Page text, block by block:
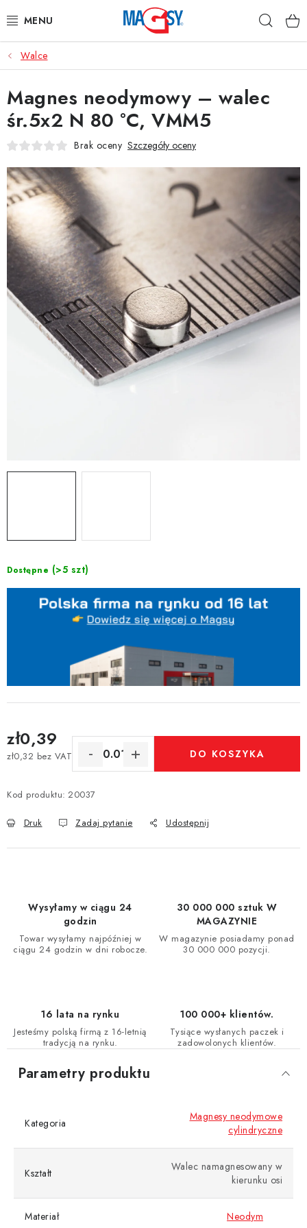
do
GŁÓWNE KATEGORIE
MAGNETYCZNE POMOCE
MAGNESY PRZEMYSŁOWE
INNE MAGNESY
MATERIAŁY NIERDZEWNE
O nas Regulamin e-sklepu
Ochrona danych osobowych
Blog
Kontakty Odstąpienie od umowy
Walce
Dostępne (>5 szt)
zł0,39
zł0,32 bez VAT
Cena jednostkowa:
DO KOSZYKA
Kod produktu: 20037
Druk Zadaj pytanie Udostępnij
Magnes neodymowy – walec
śr.5x2 N 80 °C, VMM5
Brak oceny Szczegóły oceny
Wysyłamy w ciągu 24
godzin
Towar wysyłamy najpóźniej w
ciągu 24 godzin w dni robocze.
30 000 000 sztuk W
MAGAZYNIE
W magazynie posiadamy ponad
30 000 000 pozycji.
16 lata na rynku
Jesteśmy polską firmą z 16-letnią
tradycją na rynku.
100 000+ klientów.
Tysiące wysłanych paczek i
zadowolonych klientów.
Parametry produktu
Kategoria
Magnesy neodymowe
cylindryczne
Kształt
Walec namagnesowany w
kierunku osi
Materiał Neodym